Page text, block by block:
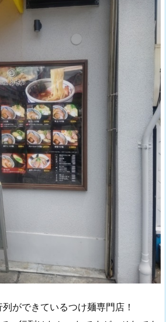
ができているつけ麺専門店！